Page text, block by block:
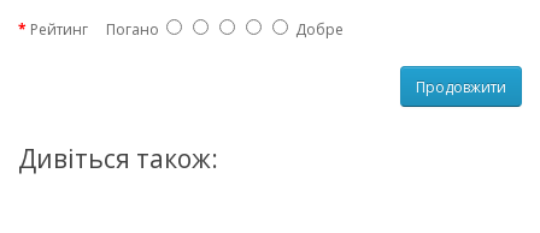
Рейтинг Погано Добре
Продовжити
Дивіться також: